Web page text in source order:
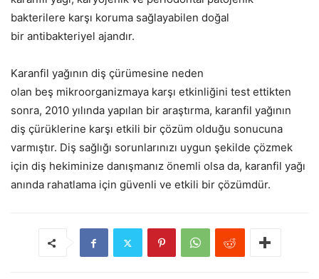
bakterilere karşı koruma sağlayabilen doğal
bir antibakteriyel ajandır.
Karanfil yağının diş çürümesine neden
olan beş mikroorganizmaya karşı etkinliğini test ettikten
sonra, 2010 yılında yapılan bir araştırma, karanfil yağının
diş çürüklerine karşı etkili bir çözüm olduğu sonucuna
varmıştır. Diş sağlığı sorunlarınızı uygun şekilde çözmek
için diş hekiminize danışmanız önemli olsa da, karanfil yağı
anında rahatlama için güvenli ve etkili bir çözümdür.